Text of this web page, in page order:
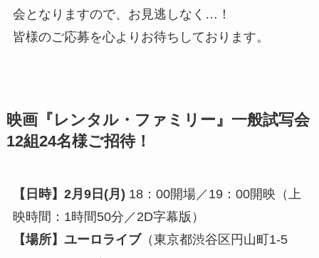
会となりますので、お見逃しなく…！
皆様のご応募を心よりお待ちしております。
映画『レンタル・ファミリー』一般試写会
12組24名様ご招待！
【日時】2月9日(月) 18：00開場／19：00開映（上
映時間：1時間50分／2D字幕版）
【場所】ユーロライブ（東京都渋谷区円山町1-5